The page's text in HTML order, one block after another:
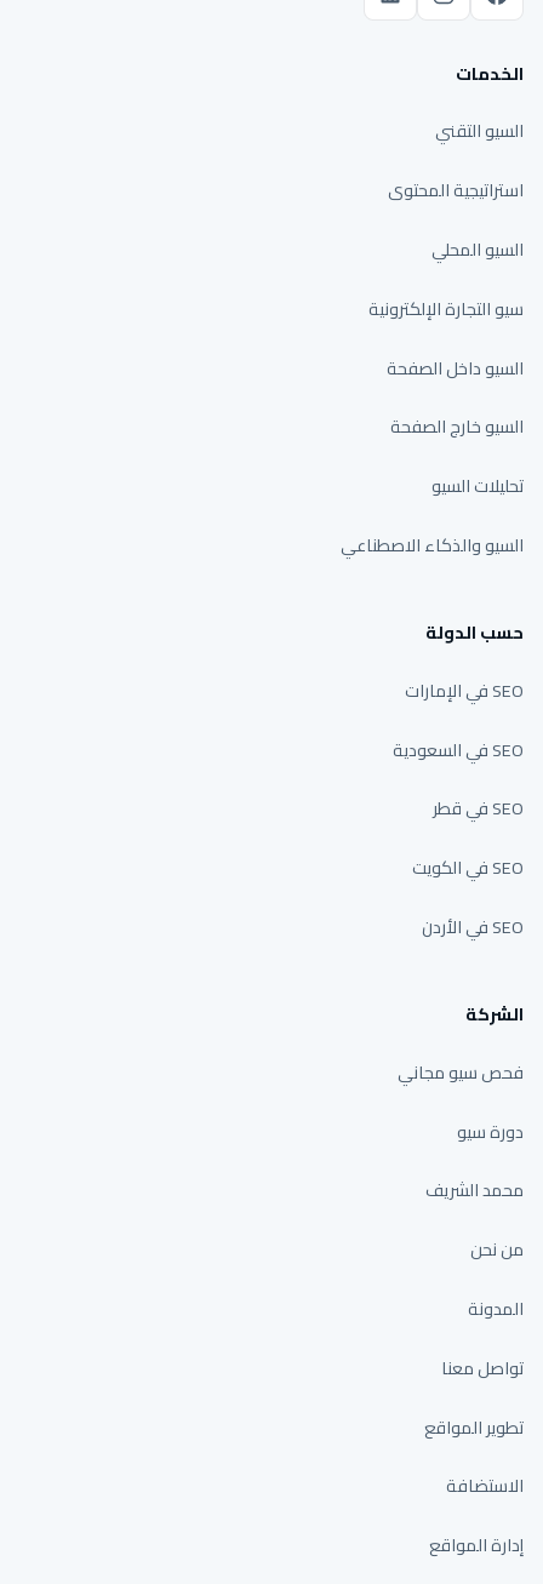
الخدمات
السيو التقني
استراتيجية المحتوى
السيو المحلي
سيو التجارة الإلكترونية
السيو داخل الصفحة
السيو خارج الصفحة
تحليلات السيو
السيو والذكاء الاصطناعي
حسب الدولة
SEO في الإمارات
SEO في السعودية
SEO في قطر
SEO في الكويت
SEO في الأردن
الشركة
فحص سيو مجاني
دورة سيو
محمد الشريف
من نحن
المدونة
تواصل معنا
تطوير المواقع
الاستضافة
إدارة المواقع